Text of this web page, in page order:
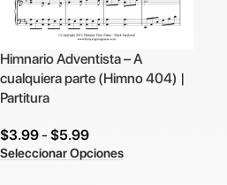
Himnario Adventista – A
cualquiera parte (Himno 404) |
Partitura
$3.99- $5.99
Seleccionar Opciones